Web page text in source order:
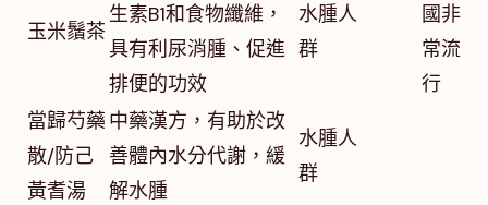
玉米鬚茶
生素B1和食物纖維，
具有利尿消腫、促進
排便的功效
水腫人
群
國非
常流
行
當歸芍藥
散/防己
黃耆湯
中藥漢方，有助於改
善體內水分代謝，緩
解水腫
水腫人
群